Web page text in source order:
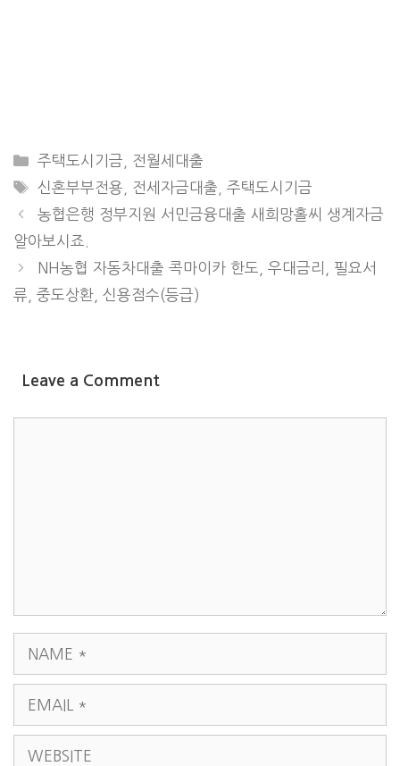
CATEGORIES
주택도시기금
전월세대출
TAGS
신혼부부전용 전세자금대출 ,주택도시기금
농협은행 정부지원 서민금융대출 새희망홀씨 생계자금
알아보시죠.
NH농협 자동차대출 콕마이카 한도, 우대금리, 필요서
류, 중도상환, 신용점수(등급)
Leave a Comment
NAME
EMAIL
WEBSITE